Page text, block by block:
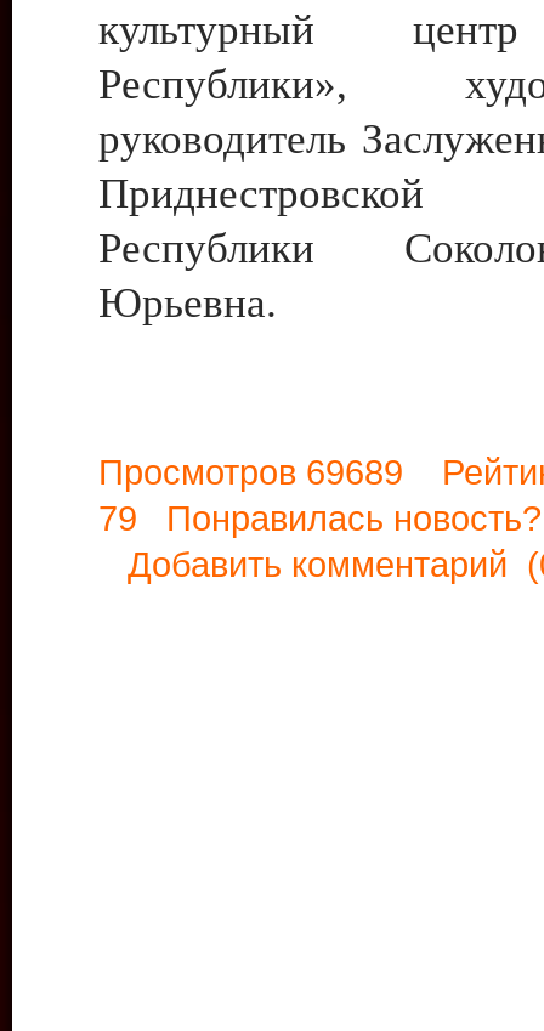
культурный
Республики»,
руководитель
Приднестровской
Республики
Юрьевна.
Просмотров 69689
79 Понравилась
Добавить комментарий